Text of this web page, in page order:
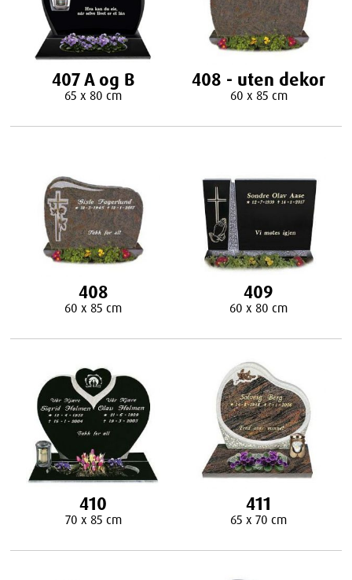
407 A og B
65 x 80 cm
408 - uten dekor
60 x 85 cm
408
60 x 85 cm
409
60 x 80 cm
410
70 x 85 cm
411
65 x 70 cm